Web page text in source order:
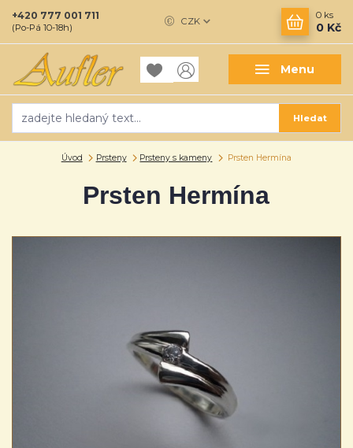
Menu
CZK
Hledat
+420 777 001 711
(Po-Pá 10-18h)
0 ks
0 Kč
Úvod Prsteny Prsteny s kameny Prsten Hermína
Prsten Hermína